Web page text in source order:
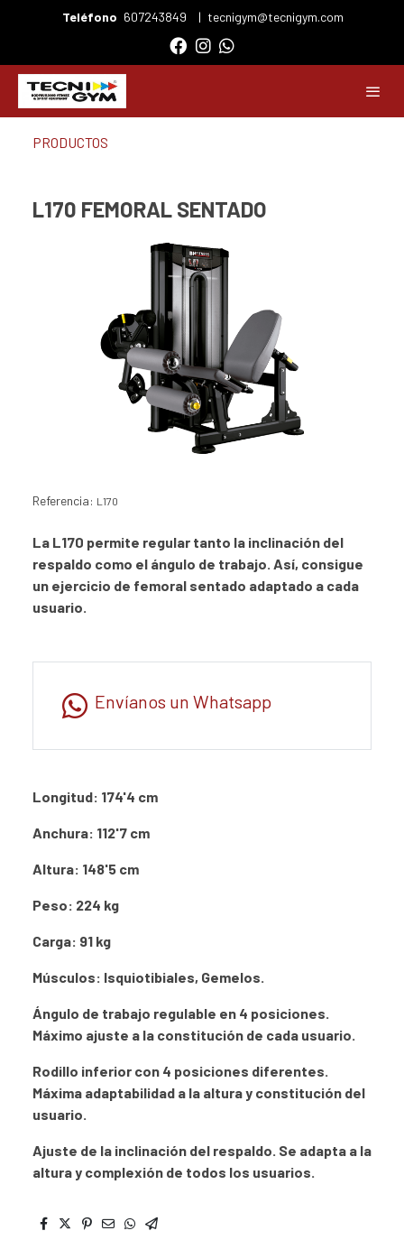
Teléfono 607243849 | tecnigym@tecnigym.com
PRODUCTOS
L170 FEMORAL SENTADO
Referencia: L170
La L170 permite regular tanto la inclinación del
respaldo como el ángulo de trabajo. Así, consigue
un ejercicio de femoral sentado adaptado a cada
usuario.
Envíanos un Whatsapp
Longitud: 174'4 cm
Anchura: 112'7 cm
Altura: 148'5 cm
Peso: 224 kg
Carga: 91 kg
Músculos: Isquiotibiales, Gemelos.
Ángulo de trabajo regulable en 4 posiciones.
Máximo ajuste a la constitución de cada usuario.
Rodillo inferior con 4 posiciones diferentes.
Máxima adaptabilidad a la altura y constitución del
usuario.
Ajuste de la inclinación del respaldo. Se adapta a la
altura y complexión de todos los usuarios.